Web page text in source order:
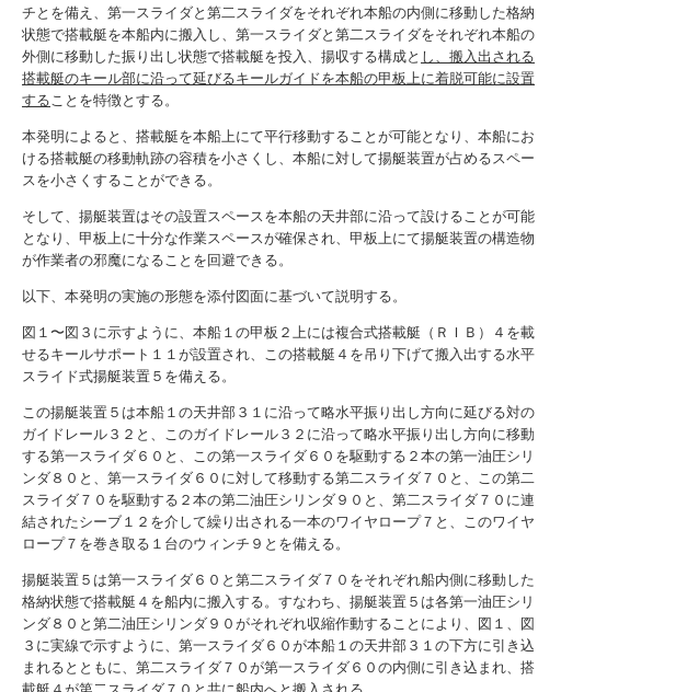
チとを備え、第一スライダと第二スライダをそれぞれ本船の内側に移動した格納
状態で搭載艇を本船内に搬入し、第一スライダと第二スライダをそれぞれ本船の
外側に移動した振り出し状態で搭載艇を投入、揚収する構成と し、搬入出される
搭載艇のキール部に沿って延びるキールガイドを本船の甲板上に着脱可能に設置
することを特徴とする。
本発明によると、搭載艇を本船上にて平行移動することが可能となり、本船にお
ける搭載艇の移動軌跡の容積を小さくし、本船に対して揚艇装置が占めるスペー
スを小さくすることができる。
そして、揚艇装置はその設置スペースを本船の天井部に沿って設けることが可能
となり、甲板上に十分な作業スペースが確保され、甲板上にて揚艇装置の構造物
が作業者の邪魔になることを回避できる。
以下、本発明の実施の形態を添付図面に基づいて説明する。
図１〜図３に示すように、本船１の甲板２上には複合式搭載艇（ＲＩＢ）４を載
せるキールサポート１１が設置され、この搭載艇４を吊り下げて搬入出する水平
スライド式揚艇装置５を備える。
この揚艇装置５は本船１の天井部３１に沿って略水平振り出し方向に延びる対の
ガイドレール３２と、このガイドレール３２に沿って略水平振り出し方向に移動
する第一スライダ６０と、この第一スライダ６０を駆動する２本の第一油圧シリ
ンダ８０と、第一スライダ６０に対して移動する第二スライダ７０と、この第二
スライダ７０を駆動する２本の第二油圧シリンダ９０と、第二スライダ７０に連
結されたシーブ１２を介して繰り出される一本のワイヤロープ７と、このワイヤ
ロープ７を巻き取る１台のウィンチ９とを備える。
揚艇装置５は第一スライダ６０と第二スライダ７０をそれぞれ船内側に移動した
格納状態で搭載艇４を船内に搬入する。すなわち、揚艇装置５は各第一油圧シリ
ンダ８０と第二油圧シリンダ９０がそれぞれ収縮作動することにより、図１、図
３に実線で示すように、第一スライダ６０が本船１の天井部３１の下方に引き込
まれるとともに、第二スライダ７０が第一スライダ６０の内側に引き込まれ、搭